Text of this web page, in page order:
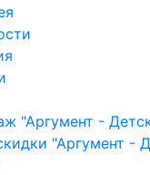
"Аргумент -
"Аргумент -